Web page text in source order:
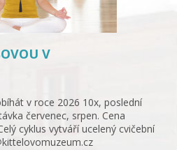
V
v roce 2026 10x, poslední
červenec, srpen. Cena
cyklus vytváří ucelený cvičební